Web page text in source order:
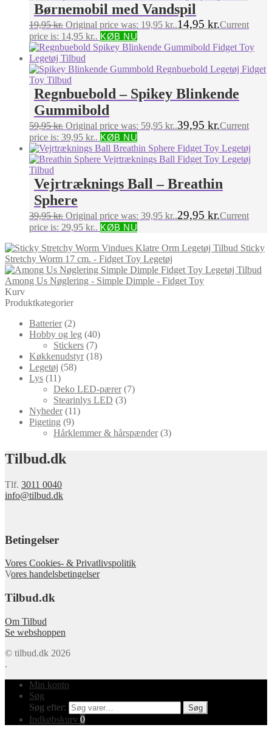
Børnemobil med Vandspil
19,95kr. Original price was: 19,95 kr..14,95 kr.Current
price is: 14,95 kr.. KØB NU
Regnbuebold – Spikey Blinkende
Gummibold
59,95kr. Original price was: 59,95 kr..39,95 kr.Current
price is: 39,95 kr.. KØB NU
Vejrtræknings Ball – Breathin
Sphere
39,95kr. Original price was: 39,95 kr..29,95 kr.Current
price is: 29,95 kr.. KØB NU
Sticky
Stretchy Worm 17 cm. - Fidget Toy Legetøj
Among Us Nøglering - Simple Dimple - Fidget Toy
Kurv
Produktkategorier
Batterier (2)
Hobby og leg (40)
Stickers (7)
Køkkenudstyr (18)
Legetøj (58)
Lys (11)
Deko LED-pærer (7)
Stearinlys LED (3)
Nyheder (11)
Pigeting (9)
Hårklemmer & hårspænder (3)
Tilbud.dk
Tlf. 3011 0040
info@tilbud.dk
Betingelser
Vores Cookies- & Privatlivspolitik
Vores handelsbetingelser
Tilbud.dk
Om Tilbud
Se webshoppen
© tilbud.dk 2026
.
Min konto
Søg
Søg efter:
Søg
Indkøbskurv 0